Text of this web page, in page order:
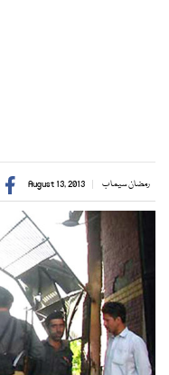
رمضان سیماب August 13, 2013